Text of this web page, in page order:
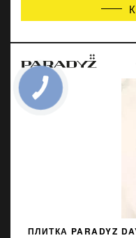
ПЛИТКА PARADYZ